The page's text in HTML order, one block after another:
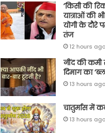
‘किसी की
यात्राओं की
योगी के दौरे
तंज
12 hours ago
नींद की कमी
दिमाग का
13 hours ago
चातुर्मास में
13 hours ago